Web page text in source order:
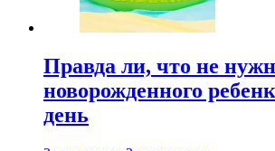
Правда ли, что не
новорожденного
день